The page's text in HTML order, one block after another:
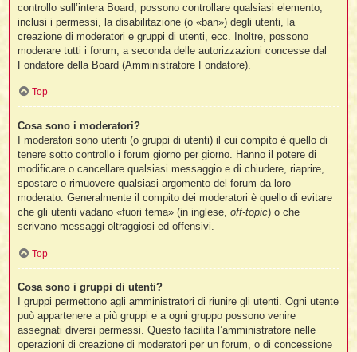
controllo sull’intera Board; possono controllare qualsiasi elemento,
inclusi i permessi, la disabilitazione (o «ban») degli utenti, la
creazione di moderatori e gruppi di utenti, ecc. Inoltre, possono
moderare tutti i forum, a seconda delle autorizzazioni concesse dal
Fondatore della Board (Amministratore Fondatore).
Top
Cosa sono i moderatori?
I moderatori sono utenti (o gruppi di utenti) il cui compito è quello di
tenere sotto controllo i forum giorno per giorno. Hanno il potere di
modificare o cancellare qualsiasi messaggio e di chiudere, riaprire,
spostare o rimuovere qualsiasi argomento del forum da loro
moderato. Generalmente il compito dei moderatori è quello di evitare
che gli utenti vadano «fuori tema» (in inglese,off-topic) o che
scrivano messaggi oltraggiosi ed offensivi.
Top
Cosa sono i gruppi di utenti?
I gruppi permettono agli amministratori di riunire gli utenti. Ogni utente
può appartenere a più gruppi e a ogni gruppo possono venire
assegnati diversi permessi. Questo facilita l’amministratore nelle
operazioni di creazione di moderatori per un forum, o di concessione